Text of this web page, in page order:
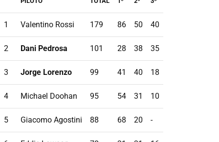
1 Valentino Rossi 179 86 50 40
2 Dani Pedrosa 101 28 38 35
3 Jorge Lorenzo 99 41 40 18
4 Michael Doohan 95 54 31 10
5 Giacomo Agostini 88 68 20 -